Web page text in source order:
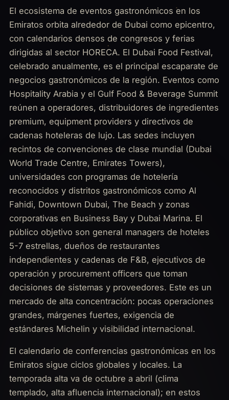
El ecosistema de eventos gastronómicos en los
Emiratos orbita alrededor de Dubai como epicentro,
con calendarios densos de congresos y ferias
dirigidas al sector HORECA. El Dubai Food Festival,
celebrado anualmente, es el principal escaparate de
negocios gastronómicos de la región. Eventos como
Hospitality Arabia y el Gulf Food & Beverage Summit
reúnen a operadores, distribuidores de ingredientes
premium, equipment providers y directivos de
cadenas hoteleras de lujo. Las sedes incluyen
recintos de convenciones de clase mundial (Dubai
World Trade Centre, Emirates Towers),
universidades con programas de hotelería
reconocidos y distritos gastronómicos como Al
Fahidi, Downtown Dubai, The Beach y zonas
corporativas en Business Bay y Dubai Marina. El
público objetivo son general managers de hoteles
5-7 estrellas, dueños de restaurantes
independientes y cadenas de F&B, ejecutivos de
operación y procurement officers que toman
decisiones de sistemas y proveedores. Este es un
mercado de alta concentración: pocas operaciones
grandes, márgenes fuertes, exigencia de
estándares Michelin y visibilidad internacional.
El calendario de conferencias gastronómicas en los
Emiratos sigue ciclos globales y locales. La
temporada alta va de octubre a abril (clima
templado, alta afluencia internacional); en estos